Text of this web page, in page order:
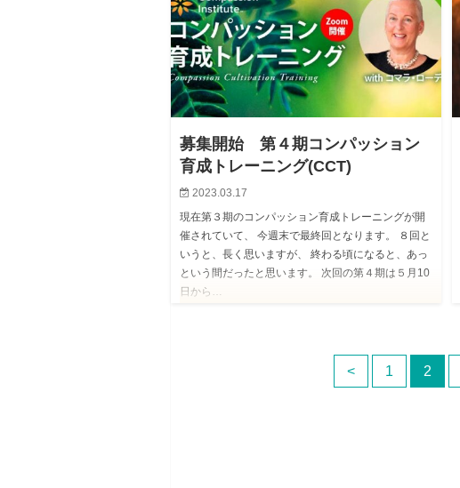
募集開始 第４期コンパッション
育成トレーニング(CCT)
2023.03.17
現在第３期のコンパッション育成トレーニングが開
催されていて、 今週末で最終回となります。 ８回と
いうと、長く思いますが、 終わる頃になると、あっ
という間だったと思います。 次回の第４期は５月10
日から…
< 1 2